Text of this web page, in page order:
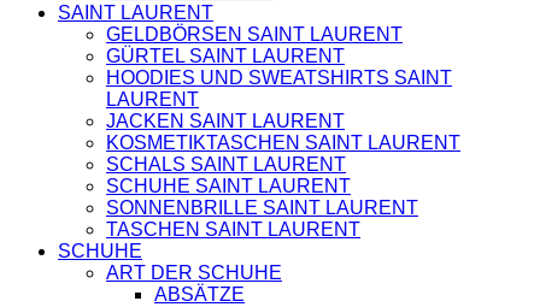
SAINT LAURENT
GELDBÖRSEN SAINT LAURENT
GÜRTEL SAINT LAURENT
HOODIES UND SWEATSHIRTS SAINT
LAURENT
JACKEN SAINT LAURENT
KOSMETIKTASCHEN SAINT LAURENT
SCHALS SAINT LAURENT
SCHUHE SAINT LAURENT
SONNENBRILLE SAINT LAURENT
TASCHEN SAINT LAURENT
SCHUHE
ART DER SCHUHE
ABSÄTZE